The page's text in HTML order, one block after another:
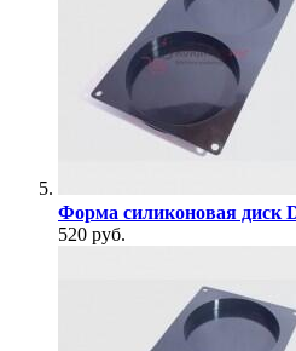
Форма силиконовая диск
520 руб.